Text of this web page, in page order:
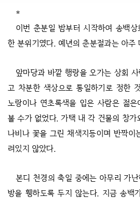
*
이번 춘분일 밤부터 시작하여 송백
한 분위기였다. 예년의 춘분절과는 아주
앞마당과 바깥 행랑을 오가는 상회
고 차분한 색상으로 통일하기로 정한
노랑이나 연초록색을 입은 사람은 젊
볼 수가 없었다. 가택 내 각 건물의 창가
나비나 꽃을 그린 채색지등이며 반짝이
려있지 않았다.
본디 천경의 축일 중에는 아무리 가
방을 휑하도록 두지 않는다. 지금 송백